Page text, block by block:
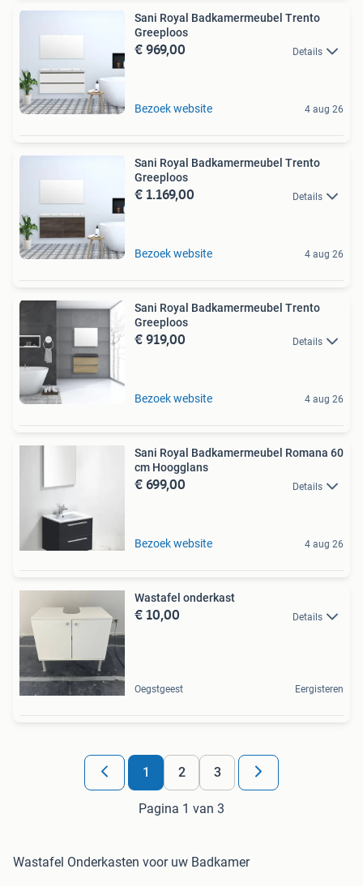
Sani Royal Badkamermeubel Trento
Greeploos
€ 969,00 Details
Bezoek website 4 aug 26
Sani Royal Badkamermeubel Trento
Greeploos
€ 1.169,00 Details
Bezoek website 4 aug 26
Sani Royal Badkamermeubel Trento
Greeploos
€ 919,00 Details
Bezoek website 4 aug 26
Sani Royal Badkamermeubel Romana 60
cm Hoogglans
€ 699,00 Details
Bezoek website 4 aug 26
Wastafel onderkast
€ 10,00 Details
Oegstgeest Eergisteren
1 2 3
Pagina 1 van 3
Wastafel Onderkasten voor uw Badkamer